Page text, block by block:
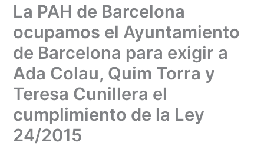
La PAH de Barcelona
ocupamos el Ayuntamiento
de Barcelona para exigir a
Ada Colau, Quim Torra y
Teresa Cunillera el
cumplimiento de la Ley
24/2015